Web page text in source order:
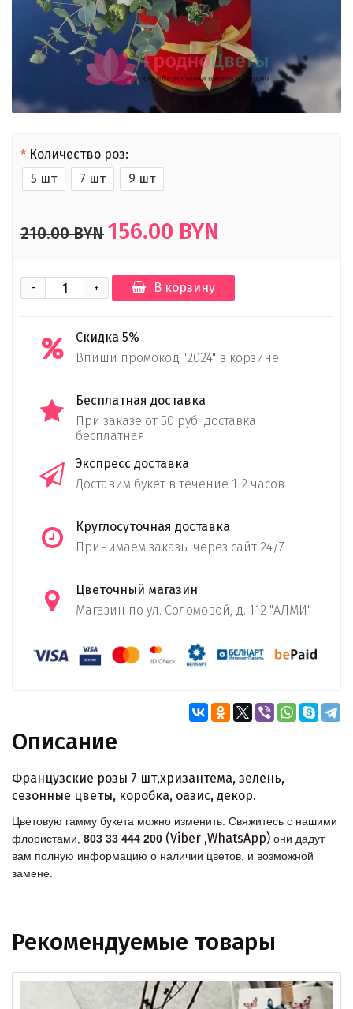
Количество роз:
5 шт
7 шт 9 шт
210.00 BYN156.00 BYN
+
- В корзину
Скидка 5%
Впиши промокод "2024" в корзине
Бесплатная доставка
При заказе от 50 руб. доставка
бесплатная
Экспресс доставка
Доставим букет в течение 1-2 часов
Круглосуточная доставка
Принимаем заказы через сайт 24/7
Цветочный магазин
Магазин по ул. Соломовой, д. 112 "АЛМИ"
Описание
Французские розы 7 шт,хризантема, зелень,
сезонные цветы, коробка, оазис, декор.
Цветовую гамму букета можно изменить. Свяжитесь с нашими
флористами, 803 33 444 200 (Viber ,WhatsApp) они дадут
вам полную информацию о наличии цветов, и возможной
замене.
Рекомендуемые товары